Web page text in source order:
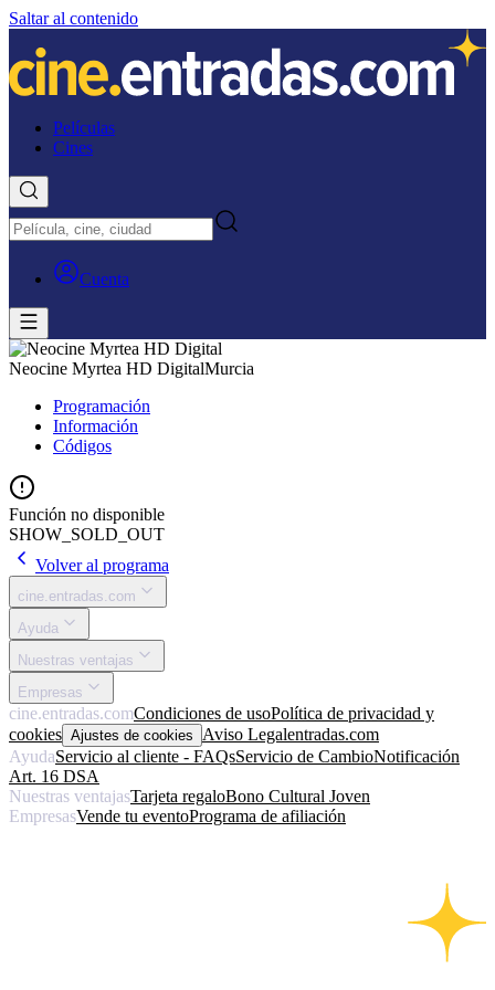
Saltar al contenido
Películas
Cines
Cuenta
Neocine Myrtea HD DigitalMurcia
Programación
Información
Códigos
Función no disponible
SHOW_SOLD_OUT
Volver al programa
cine.entradas.com
Ayuda
Nuestras ventajas
Empresas
cine.entradas.comCondiciones de usoPolítica de privacidad y
cookies Ajustes de cookies Aviso Legalentradas.com
AyudaServicio al cliente - FAQsServicio de CambioNotificación
Art. 16 DSA
Nuestras ventajasTarjeta regaloBono Cultural Joven
EmpresasVende tu eventoPrograma de afiliación